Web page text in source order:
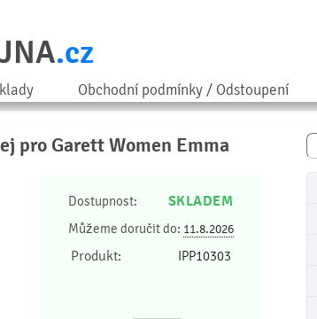
.cz
Obchodní podmínky / Odstoupení
pro Garett Women Emma
Dostupnost: SKLADEM
Můžeme doručit do: 11.8.2026
Produkt: IPP10303